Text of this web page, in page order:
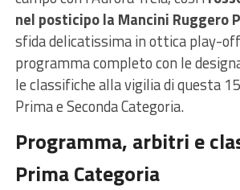
nel posticipo la Mancini Ruggero
sfida delicatissima in ottica play-
programma completo con le
le classifiche alla vigilia di questa
Prima e Seconda Categoria.
Programma, arbitri e
Prima Categoria